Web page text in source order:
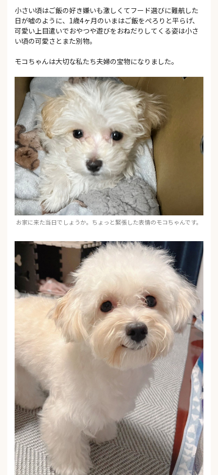
小さい頃はご飯の好き嫌いも激しくてフード選びに難航した
日が嘘のように、1歳4ヶ月のいまはご飯をぺろりと平らげ、
可愛い上目遣いでおやつや遊びをおねだりしてくる姿は小さ
い頃の可愛さとまた別物。
モコちゃんは大切な私たち夫婦の宝物になりました。
お家に来た当日でしょうか。ちょっと緊張した表情のモコちゃんです。